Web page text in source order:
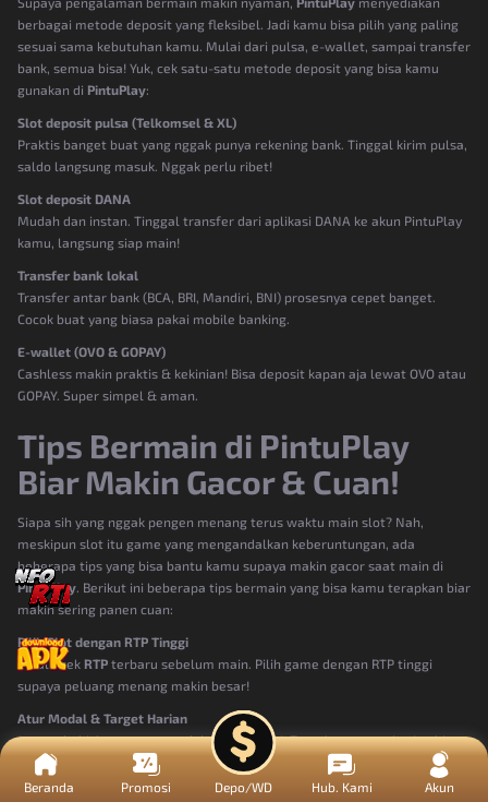
berbagai metode deposit yang fleksibel. Jadi kamu bisa pilih yang paling
sesuai sama kebutuhan kamu. Mulai dari pulsa, e-wallet, sampai transfer
bank, semua bisa! Yuk, cek satu-satu metode deposit yang bisa kamu
gunakan di PintuPlay:
Slot deposit pulsa (Telkomsel & XL)
Praktis banget buat yang nggak punya rekening bank. Tinggal kirim pulsa,
saldo langsung masuk. Nggak perlu ribet!
Slot deposit DANA
Mudah dan instan. Tinggal transfer dari aplikasi DANA ke akun PintuPlay
kamu, langsung siap main!
Transfer bank lokal
Transfer antar bank (BCA, BRI, Mandiri, BNI) prosesnya cepet banget.
Cocok buat yang biasa pakai mobile banking.
E-wallet (OVO & GOPAY)
Cashless makin praktis & kekinian! Bisa deposit kapan aja lewat OVO atau
GOPAY. Super simpel & aman.
Tips Bermain di PintuPlay
Biar Makin Gacor & Cuan!
Siapa sih yang nggak pengen menang terus waktu main slot? Nah,
meskipun slot itu game yang mengandalkan keberuntungan, ada
beberapa tips yang bisa bantu kamu supaya makin gacor saat main di
PintuPlay . Berikut ini beberapa tips bermain yang bisa kamu terapkan biar
makin sering panen cuan:
Pilih Slot dengan RTP Tinggi
Selalu cek RTP terbaru sebelum main. Pilih game dengan RTP tinggi
supaya peluang menang makin besar!
Atur Modal & Target Harian
Jangan habiskan semua modal dalam 1 sesi. Tetapkan target harian biar
mainnya tetap seru & aman.
Main di Jam Gacor
Beranda Promosi Depo/WD Hub. Kami Akun